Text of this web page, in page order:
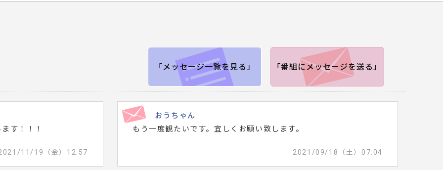
「メッセージ一覧を見る」 「番組にメッセージを送る」
す！！！
11/19（金）12:57
おうちゃん
もう一度観たいです。宜しくお願い致します。
2021/09/18（土）07:04